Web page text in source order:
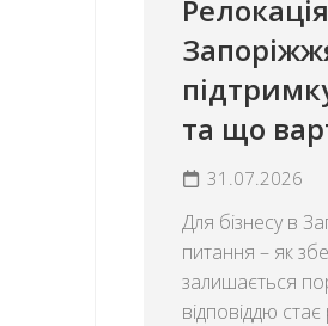
та що
31.07.2026
Для бізнесу в
питання – як
залишається
відповіддю